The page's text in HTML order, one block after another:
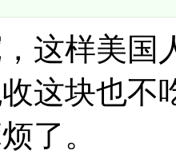
这样美国
这块也不
了。